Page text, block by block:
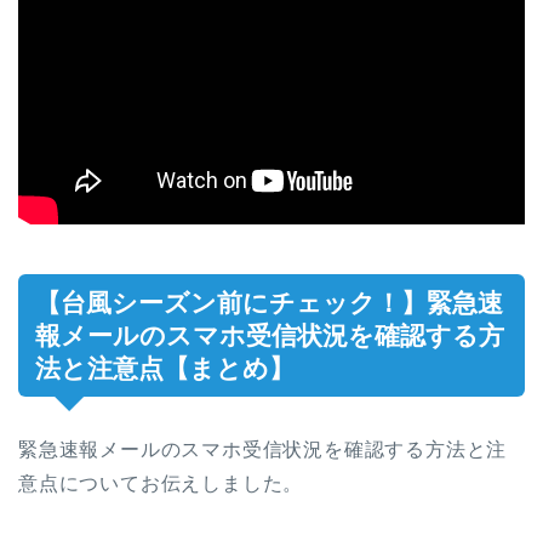
【台風シーズン前にチェック！】緊急速
報メールのスマホ受信状況を確認する方
法と注意点【まとめ】
緊急速報メールのスマホ受信状況を確認する方法と注
意点についてお伝えしました。